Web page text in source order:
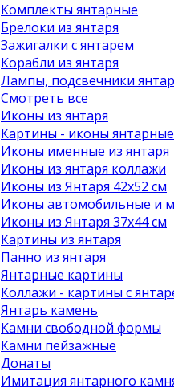
Комплекты янтарные
Брелоки из янтаря
Зажигалки с янтарем
Корабли из янтаря
Лампы, подсвечники
Смотреть все
Иконы из янтаря
Картины - иконы янтарные
Иконы именные из янтаря
Иконы из янтаря коллажи
Иконы из Янтаря 42х52 см
Иконы автомобильные и
Иконы из Янтаря 37х44 см
Картины из янтаря
Панно из янтаря
Янтарные картины
Коллажи - картины с
Янтарь камень
Камни свободной формы
Камни пейзажные
Донаты
Имитация янтарного